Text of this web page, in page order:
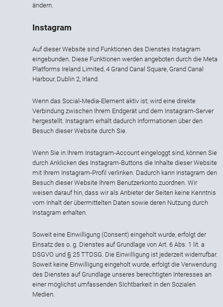
ändern.
Instagram
Auf dieser Website sind Funktionen des Dienstes Instagram
eingebunden. Diese Funktionen werden angeboten durch die Meta
Platforms Ireland Limited, 4 Grand Canal Square, Grand Canal
Harbour, Dublin 2, Irland.
Wenn das Social-Media-Element aktiv ist, wird eine direkte
Verbindung zwischen Ihrem Endgerät und dem Instagram-Server
hergestellt. Instagram erhält dadurch Informationen über den
Besuch dieser Website durch Sie.
Wenn Sie in Ihrem Instagram-Account eingeloggt sind, können Sie
durch Anklicken des Instagram-Buttons die Inhalte dieser Website
mit Ihrem Instagram-Profil verlinken. Dadurch kann Instagram den
Besuch dieser Website Ihrem Benutzerkonto zuordnen. Wir
weisen darauf hin, dass wir als Anbieter der Seiten keine Kenntnis
vom Inhalt der übermittelten Daten sowie deren Nutzung durch
Instagram erhalten.
Soweit eine Einwilligung (Consent) eingeholt wurde, erfolgt der
Einsatz des o. g. Dienstes auf Grundlage von Art. 6 Abs. 1 lit. a
DSGVO und § 25 TTDSG. Die Einwilligung ist jederzeit widerrufbar.
Soweit keine Einwilligung eingeholt wurde, erfolgt die Verwendung
des Dienstes auf Grundlage unseres berechtigten Interesses an
einer möglichst umfassenden Sichtbarkeit in den Sozialen
Medien.